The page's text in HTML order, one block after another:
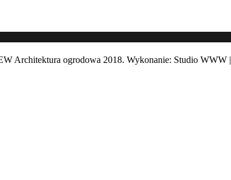
Architektura ogrodowa 2018. Wykonanie: Studio WWW |